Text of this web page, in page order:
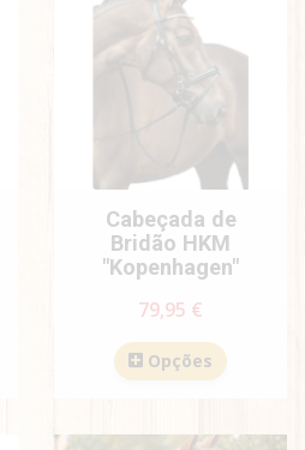
Cabeçada de
Bridão HKM
"Kopenhagen"
79,95 €
Opções